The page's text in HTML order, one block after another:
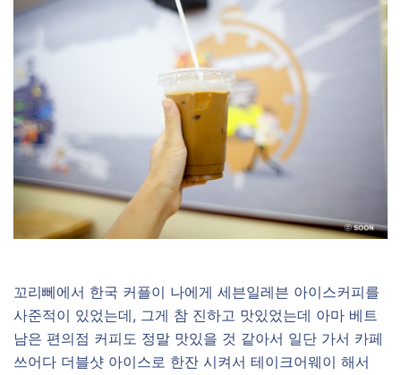
꼬리뻬에서 한국 커플이 나에게 세븐일레븐 아이스커피를
사준적이 있었는데, 그게 참 진하고 맛있었는데 아마 베트
남은 편의점 커피도 정말 맛있을 것 같아서 일단 가서 카페
쓰어다 더블샷 아이스로 한잔 시켜서 테이크어웨이 해서